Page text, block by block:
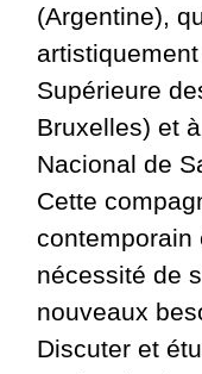
(Argentine),
artistiquement
Supérieure
Bruxelles) et
Nacional de
Cette
contemporain
nécessité de
nouveaux
Discuter et